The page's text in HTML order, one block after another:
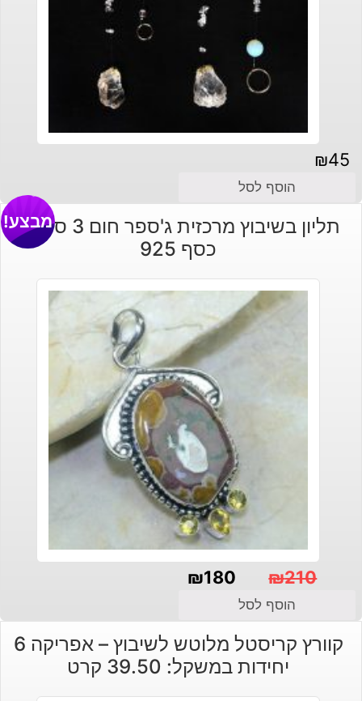
₪45
הוסף לסל
תליון בשיבוץ מרכזית ג'ספר חום 3 סיטרין
כסף 925
מבצע!
₪210
המקורי
היה:
₪180
הנוכחי
הוא:
הוסף לסל
קוורץ קריסטל מלוטש לשיבוץ – אפריקה 6
יחידות במשקל: 39.50 קרט